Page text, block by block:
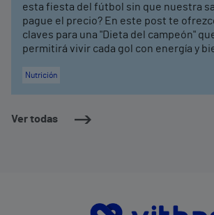
Ver todas
esta fiesta del fútbol sin que nuestra
pague el precio? En este post te
claves para una "Dieta del campeón"
permitirá vivir cada gol con energía y
Nutrición